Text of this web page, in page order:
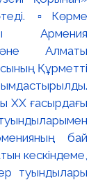
▫️Көрме
Армения
және Алматы
Құрметті
ХХ ғасырдағы
бай
кескіндеме,
туындылары